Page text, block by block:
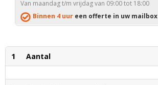
Van maandag t/m vrijdag van 09:00 tot 18:00
Binnen 4 uur een offerte in uw mailbox
1 Aantal